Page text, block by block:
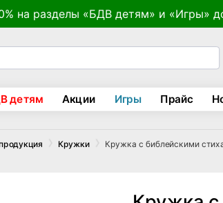
на разделы «БДВ детям» и «Игры»
детям Акции Игры Прайс
Кружки Кружка с библейскими